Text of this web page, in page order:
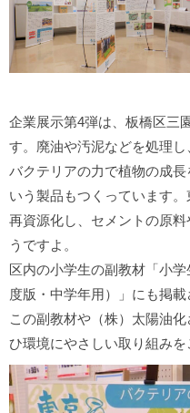
企業展示第4弾は、板橋区三
す。廃油や汚泥などを処理し
バクテリアの力で植物の成
いう製品もつくっています
再資源化し、セメントの原
うですよ。
区内の小学生の副教材「小
度版・中学年用）」にも掲
この副教材や（株）太陽油
ひ環境にやさしい取り組みを